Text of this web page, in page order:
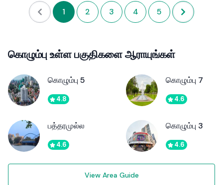
1 2 3 4 5
கொழும்பு உள்ள பகுதிகளை ஆராயுங்கள்
கொழும்பு 5
4.8
கொழும்பு 7
4.6
பத்தரமுல்ல
4.6
கொழும்பு 3
4.6
View Area Guide